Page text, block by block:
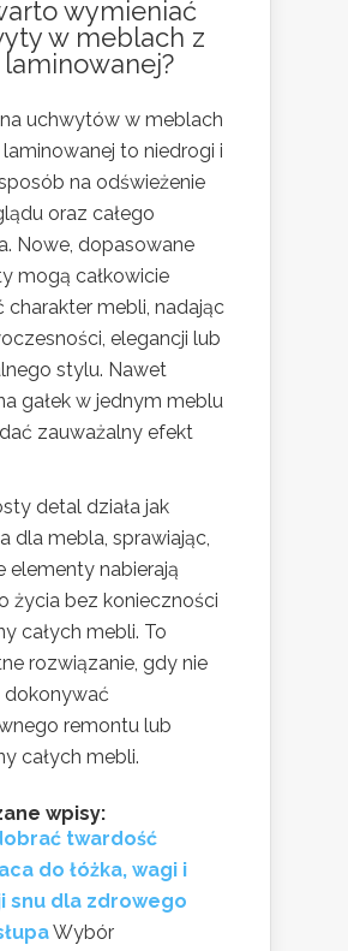
wymieniać
w meblach z
laminowanej?
uchwytów w meblach
laminowanej to niedrogi i
na odświeżenie
oraz całego
Nowe, dopasowane
mogą całkowicie
charakter mebli, nadając
elegancji lub
stylu. Nawet
gałek w jednym meblu
zauważalny efekt
detal działa jak
dla mebla, sprawiając,
elementy nabierają
życia bez konieczności
całych mebli. To
rozwiązanie, gdy nie
dokonywać
remontu lub
całych mebli.
wpisy:
twardość
do łóżka, wagi i
snu dla zdrowego
Wybór